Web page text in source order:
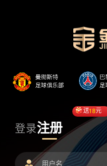
登录注册
送18元